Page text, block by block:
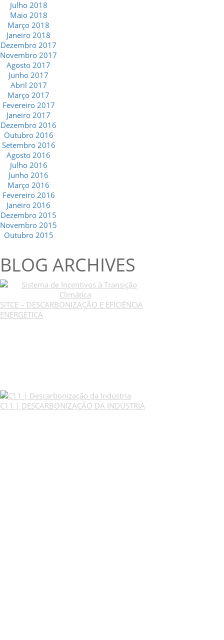
Julho 2018
Maio 2018
Março 2018
Janeiro 2018
Dezembro 2017
Novembro 2017
Agosto 2017
Junho 2017
Abril 2017
Março 2017
Fevereiro 2017
Janeiro 2017
Dezembro 2016
Outubro 2016
Setembro 2016
Agosto 2016
Julho 2016
Junho 2016
Março 2016
Fevereiro 2016
Janeiro 2016
Dezembro 2015
Novembro 2015
Outubro 2015
BLOG ARCHIVES
SITCE – DESCARBONIZAÇÃO E EFICIÊNCIA
ENERGÉTICA
C11 | DESCARBONIZAÇÃO DA INDÚSTRIA